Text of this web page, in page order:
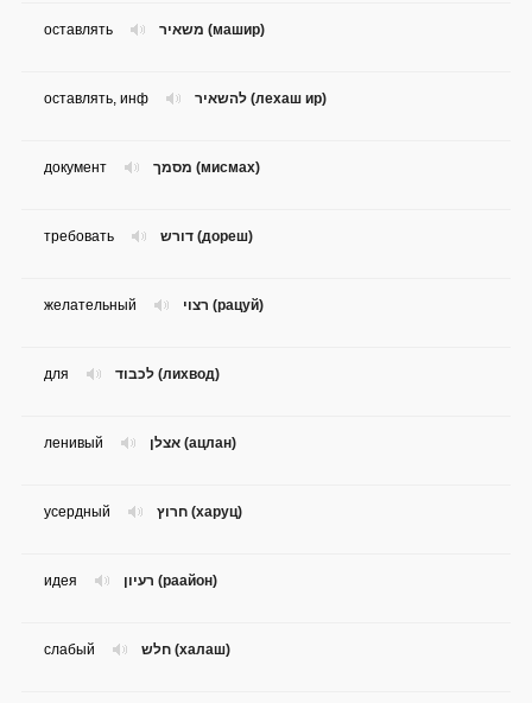
משאיר (машир) оставлять
להשאיר (лехаш ир) оставлять, инф
מסמך (мисмах) документ
דורש (дореш) требовать
רצוי (рацуй) желательный
לכבוד (лихвод) для
אצלן (ацлан) ленивый
חרוץ (харуц) усердный
רעיון (раайон) идея
חלש (халаш) слабый